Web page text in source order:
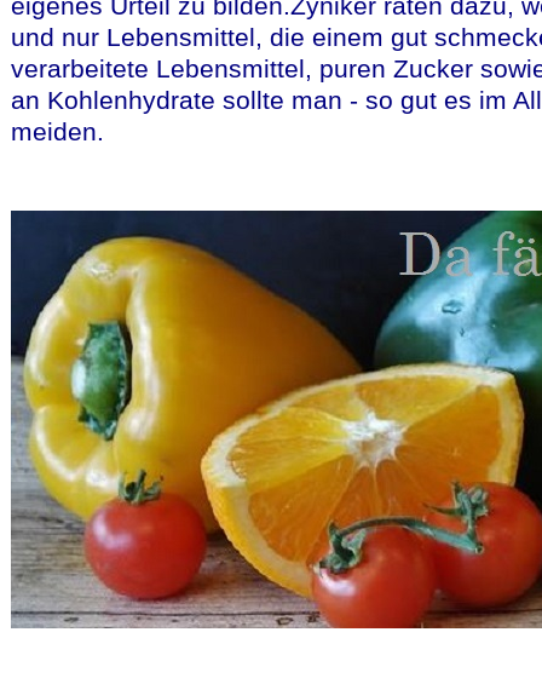
und nur Lebensmittel, die einem gut
verarbeitete Lebensmittel, puren Zucker
an Kohlenhydrate sollte man - so gut es im
meiden.